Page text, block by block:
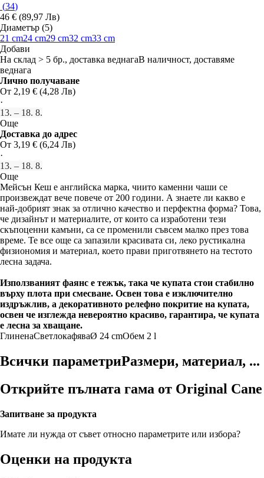
(34)
46 € (89,97 Лв)
Диаметър (5)
21 cm24 cm29 cm32 cm33 cm
Добави
На склад > 5 бр., доставка веднагаВ наличност, доставяме
веднага
Лично получаване
От 2,19 € (4,28 Лв)
·
13. – 18. 8.
Още
Доставка до адрес
От 3,19 € (6,24 Лв)
·
13. – 18. 8.
Още
Мейсън Кеш е английска марка, чиито каменни чаши се
произвеждат вече повече от 200 години. А знаете ли какво е
най-добрият знак за отлично качество и перфектна форма? Това,
че дизайнът и материалите, от които са изработени тези
скъпоценни камъни, са се променили съвсем малко през това
време. Те все още са запазили красивата си, леко рустикална
физиономия и материал, което прави приготвянето на тестото
лесна задача.
Използваният фаянс е тежък, така че купата стои стабилно
върху плота при смесване. Освен това е изключително
издръжлив, а декоративното релефно покритие на купата,
освен че изглежда невероятно красиво, гарантира, че купата
е лесна за хващане.
ГлиненаСветлокафяваØ 24 cmОбем 2 l
Всички параметриРазмери, материал, ...
Открийте пълната гама от Original Cane
Запитване за продукта
Имате ли нужда от съвет относно параметрите или избора?
Оценки на продукта